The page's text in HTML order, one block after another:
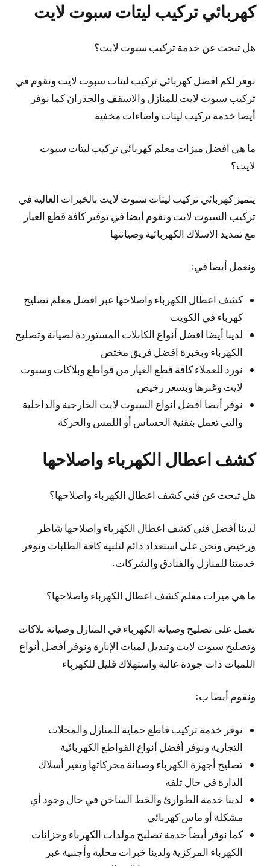
كهربائي تركيب ليتات سبوت لايت
هل تبحث عن خدمة تركيب سبوت لايت؟
نوفر لكم افضل كهربائي تركيب ليتات سبوت لايت ونقوم في
تركيب سبوت لايت للمنازل والاسقف والجدران كما نوفر
أيضا خدمة تركيب ليتات واضاءات مخفية
ما هي افضل ميزات معلم كهربائي تركيب ليتات سبوت
لايت؟
يتميز كهربائي تركيب ليتات سبوت لايت بالخبرات العالية في
تركيب السبوت لايت ونقوم أيضا في توفير كافة قطع الغيار
مع تمديد الاسلاك الكهربائية وصيانتها
ونعمل أيضا في:
كشف اعطال الكهرباء واصلاحها عبر افضل معلم تصليح
كهرباء في الكويت
لدينا أيضا افضل أنواع الكابلات المستوردة لصيانة وتصليح
الكهرباء وبخبرة افضل فريق مختص
نورد للعملاء كافة قطع الغيار من قواطع وبلاكات وسبوت
لايت وغبرها وبسعر رخيص
نوفر أيضا افضل انواع السبوت لايت الخارجية والداخلية
والتي تعمل بتقنية الحساس أو اللمس والحركة
كشف اعطال الكهرباء واصلاحها
هل تبحث عن فني كشف اعطال الكهرباء واصلاحها؟
لدينا أفضل فني كشف اعطال الكهرباء واصلاحها شاطر
ورخيص ونحن على استعداد دائم لتلبية كافة الطلبات ونوفر
خدمتنا للمنازل والفنادق والشركات.
ما هي ميزات معلم كشف اعطال الكهرباء واصلاحها؟
نعمل على تصليح وصيانة الكهرباء في المنازل وصيانة بلاكات
وتصليح سبوت لايت وتبديل لمبات الإنارة ونوفر أفضل أنواع
اللمبات ذات جودة عالية واستهلاك قليل للكهرباء
ونقوم أيضا ب:
نوفر خدمة تركيب قاطع حماية للمنازل والمحلات
التجارية ونوفر أفضل أنواع القواطع الكهربائية
تصليح أجهزة الكهرباء وصيانة محركاتها وتغير أسلاك
الدارة في حال تلفه
لدينا خدمة الطوارئ والخط الساخن في حال وجود أي
مشكلة أو ماس كهربائي
كما نوفر أيضاً خدمة تصليح مولدات الكهرباء وخزانات
الكهرباء المركزية ولدينا خبرات محلية وأجنبية عبر